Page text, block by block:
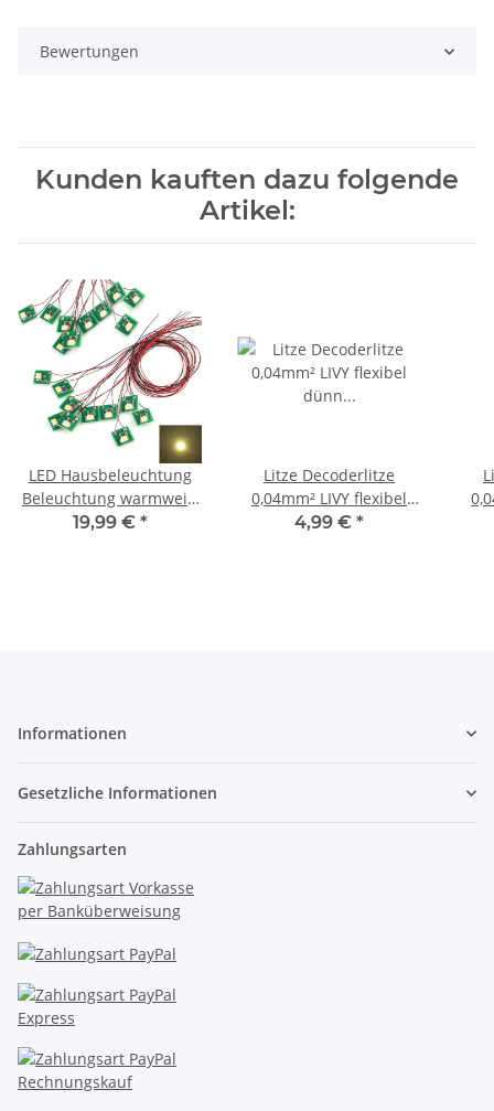
Bewertungen
Kunden kauften dazu folgende
Artikel:
LED Hausbeleuchtung
Beleuchtung warmweiß
mit Kabel 12-19V Häuser
19,99 € *
Litze Decoderlitze
0,04mm² LIVY flexibel
dünn verschiedene
4,99 € *
Informationen
Gesetzliche Informationen
Zahlungsarten